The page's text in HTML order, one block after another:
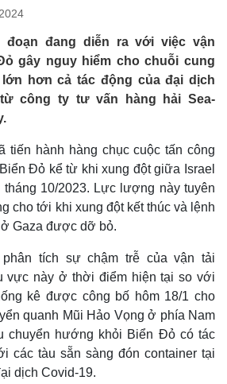
đoạn đang diễn ra với việc vận
gây nguy hiểm cho chuỗi cung
hơn cả tác động của đại dịch
công ty tư vấn hàng hải Sea-
tiến hành hàng chục cuộc tấn công
Đỏ kể từ khi xung đột giữa Israel
10/2023. Lực lượng này tuyên
cho tới khi xung đột kết thúc và lệnh
Gaza được dỡ bỏ.
phân tích sự chậm trễ của vận tải
vực này ở thời điểm hiện tại so với
kê được công bố hôm 18/1 cho
quanh Mũi Hảo Vọng ở phía Nam
chuyển hướng khỏi Biển Đỏ có tác
các tàu sẵn sàng đón container tại
dịch Covid-19.